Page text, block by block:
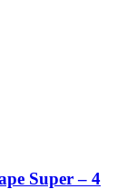
Super – 4